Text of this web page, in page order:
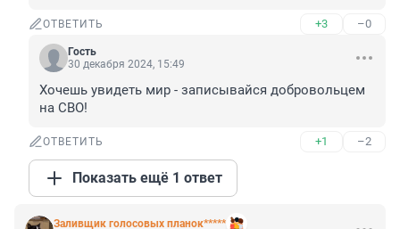
ОТВЕТИТЬ +3 –0
Гость
30 декабря 2024, 15:49
Хочешь увидеть мир - записывайся добровольцем
на СВО!
ОТВЕТИТЬ +1 –2
Показать ещё 1 ответ
Заливщик голосовых планок*****